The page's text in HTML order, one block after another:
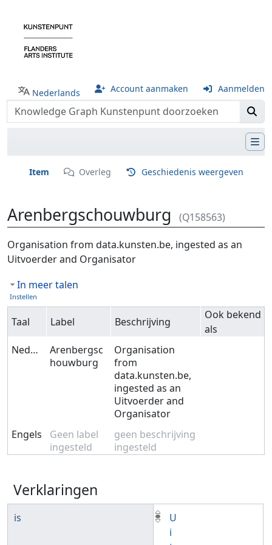
Nederlands Account aanmaken Aanmelden
Item Overleg Geschiedenis weergeven
Arenbergschouwburg (Q158563)
Ga naar:navigatie,zoeken
Organisation from data.kunsten.be, ingested as an
Uitvoerder and Organisator
In meer talen
Instellen
Taal Label Beschrijving
Ook bekend
als
Nederlands
Arenbergsc
houwburg
Organisation
from
data.kunsten.be,
ingested as an
Uitvoerder and
Organisator
Engels
Geen label
ingesteld
geen beschrijving
ingesteld
Verklaringen
is
U
i